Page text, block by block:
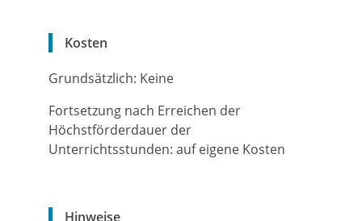
Kosten
Grundsätzlich: Keine
Fortsetzung nach Erreichen der
Höchstförderdauer der
Unterrichtsstunden: auf eigene Kosten
Hinweise